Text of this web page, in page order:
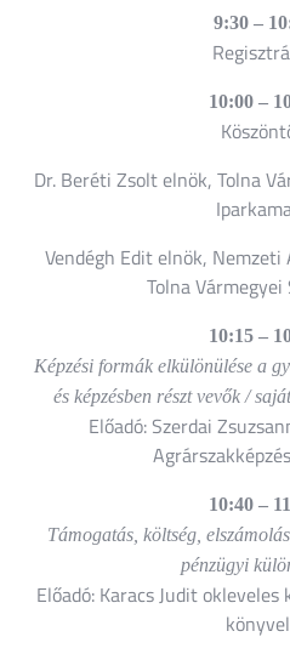
9:30 –
10:00 –
Dr. Beréti Zsolt elnök, Tolna
Vendégh Edit elnök, Nemzeti
Tolna Vármegyei
10:15 –
Képzési formák elkülönülése a
és képzésben részt vevők /
Előadó: Szerdai
10:40 –
Támogatás, költség,
pénzügyi
Előadó: Karacs Judit okleveles